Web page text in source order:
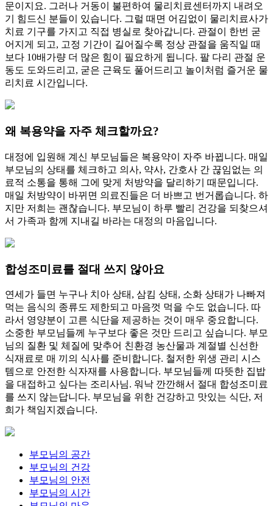
문이지요. 그러나 거동이 불편하여 물리치료센터까지 내려오
기 힘드신 분들이 있습니다. 그럴 때면 어김없이 물리치료사가
치료 기구를 가지고 직접 병실로 찾아갑니다. 관절이 한번 굳
어지게 되고, 고정 기간이 길어질수록 정상 관절을 움직일 때
보다 10배가량 더 많은 힘이 필요하게 됩니다. 팔 다리 관절 운
동도 도와드리고, 굳은 근육도 풀어드리고 놀이처럼 즐거운 물
리치료 시간입니다.
왜 복용약을 자주 체크할까요?
대정에 입원해 계신 부모님들은 복용약이 자주 바뀝니다. 매일
부모님의 상태를 체크하고 의사, 약사, 간호사 간 끊임없는 의
료적 소통을 통해 그에 맞게 처방약을 달리하기 때문입니다.
매일 처방약이 바뀌면 의료진들은 더 바쁘고 번거롭습니다. 하
지만 저희는 괜찮습니다. 부모님이 하루 빨리 건강을 되찾으셔
서 가족과 함께 지내길 바라는 대정의 마음입니다.
합성조미료를 절대 쓰지 않아요
연세가 들면 누구나 치아 상태, 삼킴 상태, 소화 상태가 나빠져
먹는 음식의 종류도 제한되고 마음껏 먹을 수도 없습니다. 따
라서 영양분이 고른 식단을 제공하는 것이 매우 중요합니다.
소중한 부모님들께 누구보다 좋은 것만 드리고 싶습니다. 부모
님의 질환 및 체질에 맞추어 친환경 농산물과 계절별 신선한
식재료로 매 끼의 식사를 준비합니다. 철저한 위생 관리 시스
템으로 안전한 식자재를 사용합니다. 부모님들께 따뜻한 집밥
을 대접하고 싶다는 조리사님. 워낙 깐깐해서 절대 합성조미료
를 쓰지 않는답니다. 부모님을 위한 건강하고 맛있는 식단, 저
희가 책임지겠습니다.
부모님의 공간
부모님의 건강
부모님의 안전
부모님의 시간